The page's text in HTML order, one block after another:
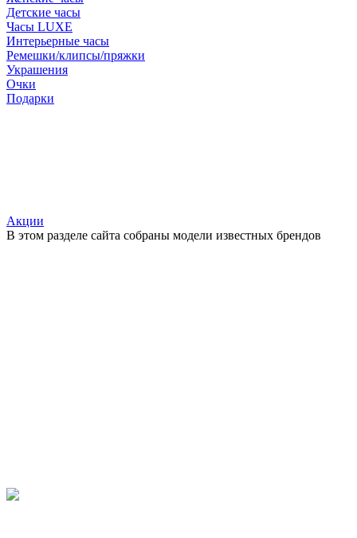
Детские часы
Часы LUXE
Интерьерные часы
Ремешки/клипсы/пряжки
Украшения
Очки
Подарки
Акции
В этом разделе сайта собраны модели известных брендов